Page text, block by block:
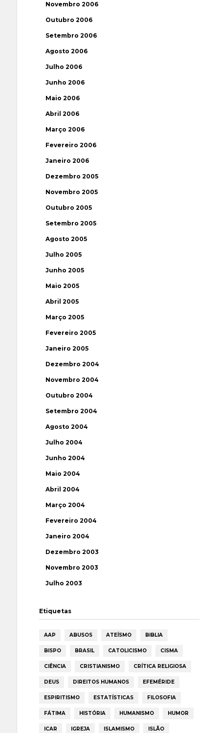
Novembro 2006
Outubro 2006
Setembro 2006
Agosto 2006
Julho 2006
Junho 2006
Maio 2006
Abril 2006
Março 2006
Fevereiro 2006
Janeiro 2006
Dezembro 2005
Novembro 2005
Outubro 2005
Setembro 2005
Agosto 2005
Julho 2005
Junho 2005
Maio 2005
Abril 2005
Março 2005
Fevereiro 2005
Janeiro 2005
Dezembro 2004
Novembro 2004
Outubro 2004
Setembro 2004
Agosto 2004
Julho 2004
Junho 2004
Maio 2004
Abril 2004
Março 2004
Fevereiro 2004
Janeiro 2004
Dezembro 2003
Novembro 2003
Julho 2003
Etiquetas
AAP ABUSOS ATEÍSMO BIBLIA
BISPO BRASIL CATOLICISMO CISMA
CIÊNCIA CRISTIANISMO CRÍTICA RELIGIOSA
DEUS DIREITOS HUMANOS EFEMÉRIDE
ESPIRITISMO ESTATÍSTICAS FILOSOFIA
FÁTIMA HISTÓRIA HUMANISMO HUMOR
ICAR IGREJA ISLAMISMO ISLÃO